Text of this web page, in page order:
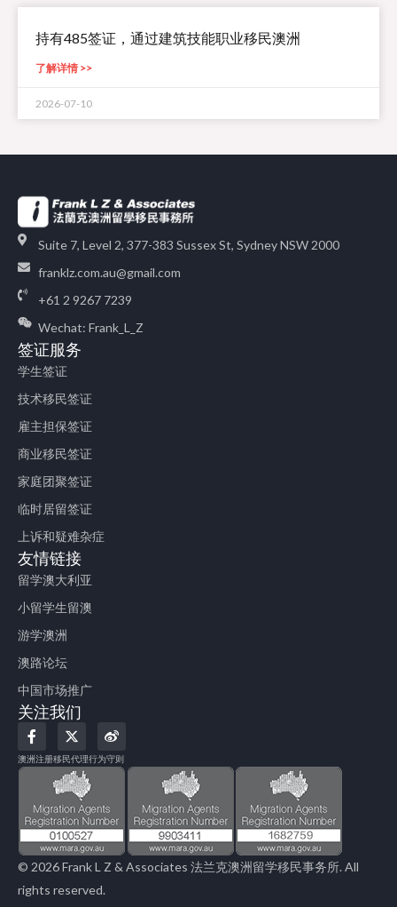
持有485签证，通过建筑技能职业移民澳洲
了解详情 >>
2026-07-10
Suite 7, Level 2, 377-383 Sussex St, Sydney NSW 2000
franklz.com.au@gmail.com
+61 2 9267 7239
Wechat: Frank_L_Z
签证服务
学生签证
技术移民签证
雇主担保签证
商业移民签证
家庭团聚签证
临时居留签证
上诉和疑难杂症
友情链接
留学澳大利亚
小留学生留澳
游学澳洲
澳路论坛
中国市场推广
关注我们
F
a
c
e
o
k
-
f
X
-
t
w
i
t
t
e
r
W
e
i
b
澳洲注册移民代理行为守则
© 2026 Frank L Z & Associates 法兰克澳洲留学移民事务所. All
rights reserved.